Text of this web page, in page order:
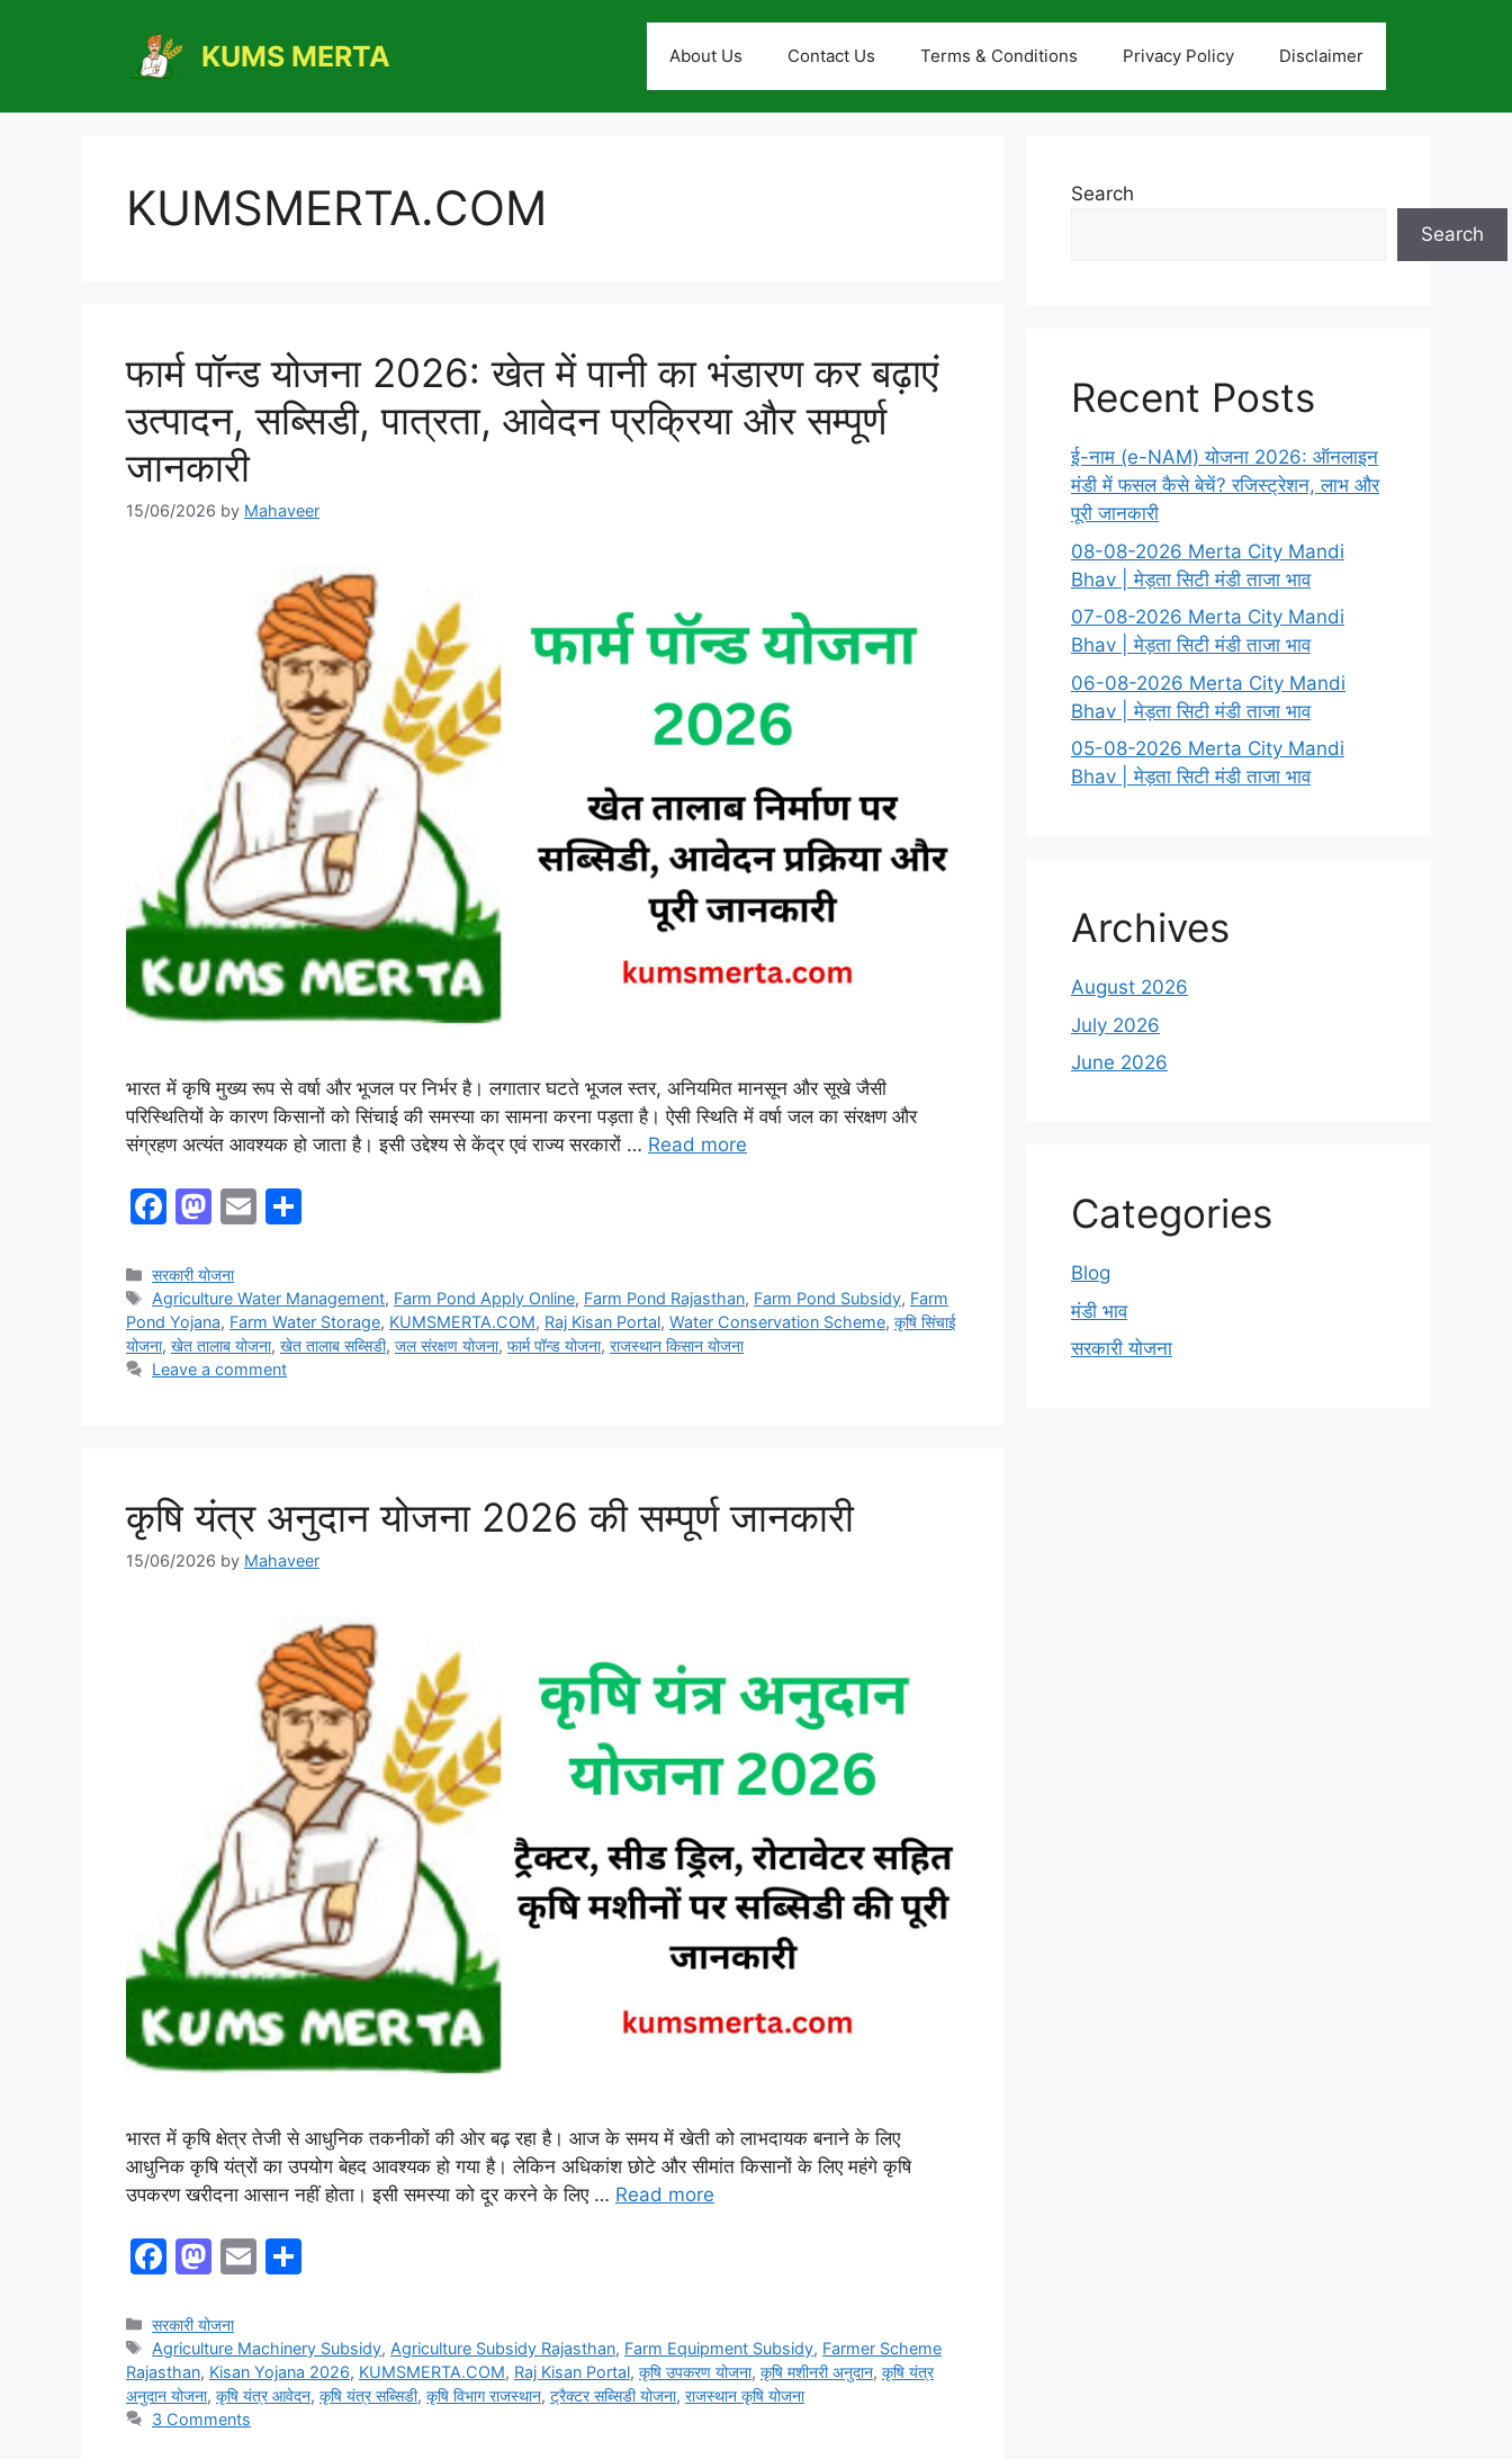
KUMS MERTA About Us Contact Us Terms & Conditions Privacy Policy Disclaimer
KUMSMERTA.COM
फार्म पॉन्ड योजना 2026: खेत में पानी का भंडारण कर बढ़ाएं
उत्पादन, सब्सिडी, पात्रता, आवेदन प्रक्रिया और सम्पूर्ण
जानकारी
15/06/2026 by Mahaveer
भारत में कृषि मुख्य रूप से वर्षा और भूजल पर निर्भर है। लगातार घटते भूजल स्तर, अनियमित मानसून और सूखे जैसी
परिस्थितियों के कारण किसानों को सिंचाई की समस्या का सामना करना पड़ता है। ऐसी स्थिति में वर्षा जल का संरक्षण और
संग्रहण अत्यंत आवश्यक हो जाता है। इसी उद्देश्य से केंद्र एवं राज्य सरकारों … Read more
F
c
e
b
o
M
st
o
d
o
E
l
e
Categories
सरकारी योजना
Tags
Agriculture Water Management, Farm Pond Apply Online, Farm Pond Rajasthan, Farm Pond Subsidy, Farm
Pond Yojana, Farm Water Storage, KUMSMERTA.COM, Raj Kisan Portal, Water Conservation Scheme, कृषि सिंचाई
योजना, खेत तालाब योजना, खेत तालाब सब्सिडी, जल संरक्षण योजना, फार्म पॉन्ड योजना, राजस्थान किसान योजना
Leave a comment
कृषि यंत्र अनुदान योजना 2026 की सम्पूर्ण जानकारी
15/06/2026 by Mahaveer
भारत में कृषि क्षेत्र तेजी से आधुनिक तकनीकों की ओर बढ़ रहा है। आज के समय में खेती को लाभदायक बनाने के लिए
आधुनिक कृषि यंत्रों का उपयोग बेहद आवश्यक हो गया है। लेकिन अधिकांश छोटे और सीमांत किसानों के लिए महंगे कृषि
उपकरण खरीदना आसान नहीं होता। इसी समस्या को दूर करने के लिए … Read more
F
c
e
b
o
M
st
o
d
o
E
l
e
Categories
सरकारी योजना
Tags
Agriculture Machinery Subsidy, Agriculture Subsidy Rajasthan, Farm Equipment Subsidy, Farmer Scheme
Rajasthan, Kisan Yojana 2026, KUMSMERTA.COM, Raj Kisan Portal, कृषि उपकरण योजना, कृषि मशीनरी अनुदान, कृषि यंत्र
अनुदान योजना, कृषि यंत्र आवेदन, कृषि यंत्र सब्सिडी, कृषि विभाग राजस्थान, ट्रैक्टर सब्सिडी योजना, राजस्थान कृषि योजना
3 Comments
Search
Search
Recent Posts
ई-नाम (e-NAM) योजना 2026: ऑनलाइन
मंडी में फसल कैसे बेचें? रजिस्ट्रेशन, लाभ और
पूरी जानकारी
08-08-2026 Merta City Mandi
Bhav | मेड़ता सिटी मंडी ताजा भाव
07-08-2026 Merta City Mandi
Bhav | मेड़ता सिटी मंडी ताजा भाव
06-08-2026 Merta City Mandi
Bhav | मेड़ता सिटी मंडी ताजा भाव
05-08-2026 Merta City Mandi
Bhav | मेड़ता सिटी मंडी ताजा भाव
Archives
August 2026
July 2026
June 2026
Categories
Blog
मंडी भाव
सरकारी योजना